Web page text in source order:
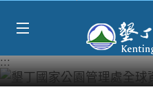
:::